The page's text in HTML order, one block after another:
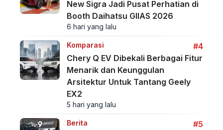
New Sigra Jadi Pusat Perhatian di
Booth Daihatsu GIIAS 2026
6 hari yang lalu
Komparasi
#4
Chery Q EV Dibekali Berbagai Fitur
Menarik dan Keunggulan
Arsitektur Untuk Tantang Geely
EX2
5 hari yang lalu
Berita
#5